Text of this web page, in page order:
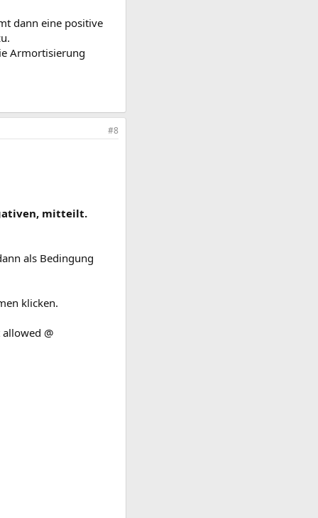
dann eine positive
Armortisierung
#8
mitteilt.
als Bedingung
klicken.
@